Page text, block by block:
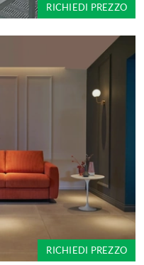
RICHIEDI PREZZO
RICHIEDI PREZZO